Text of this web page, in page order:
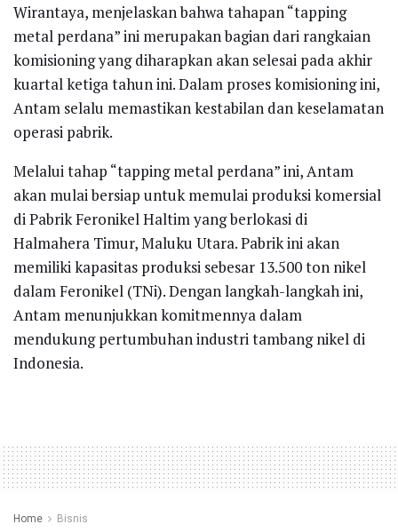
Wirantaya, menjelaskan bahwa tahapan “tapping
metal perdana” ini merupakan bagian dari rangkaian
komisioning yang diharapkan akan selesai pada akhir
kuartal ketiga tahun ini. Dalam proses komisioning ini,
Antam selalu memastikan kestabilan dan keselamatan
operasi pabrik.
Melalui tahap “tapping metal perdana” ini, Antam
akan mulai bersiap untuk memulai produksi komersial
di Pabrik Feronikel Haltim yang berlokasi di
Halmahera Timur, Maluku Utara. Pabrik ini akan
memiliki kapasitas produksi sebesar 13.500 ton nikel
dalam Feronikel (TNi). Dengan langkah-langkah ini,
Antam menunjukkan komitmennya dalam
mendukung pertumbuhan industri tambang nikel di
Indonesia.
Home Bisnis